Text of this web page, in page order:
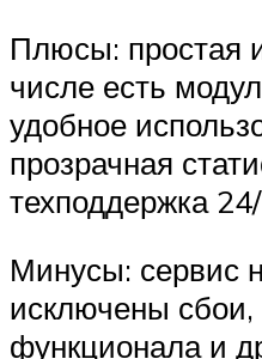
Плюсы: простая
числе есть
удобное
прозрачная
техподдержка
Минусы: сервис
исключены сбои,
функционала и